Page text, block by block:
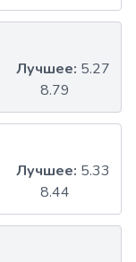
8.79
Лучшее: 5.27
8.44
Лучшее: 5.33